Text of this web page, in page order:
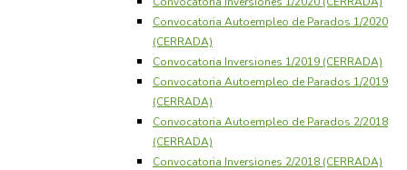
Convocatoria Autoempleo de Parados 1/2020
(CERRADA)
Convocatoria Inversiones 1/2019 (CERRADA)
Convocatoria Autoempleo de Parados 1/2019
(CERRADA)
Convocatoria Autoempleo de Parados 2/2018
(CERRADA)
Convocatoria Inversiones 2/2018 (CERRADA)